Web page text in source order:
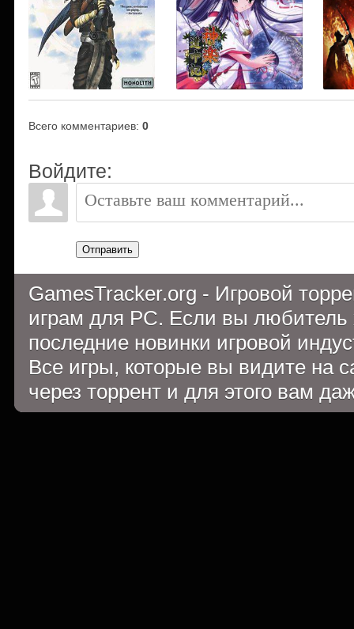
Всего комментариев: 0
Войдите:
Отправить
GamesTracker.org - Игровой
играм для PC. Если вы
последние новинки игровой
Все игры, которые вы видите на
через торрент и для этого вам